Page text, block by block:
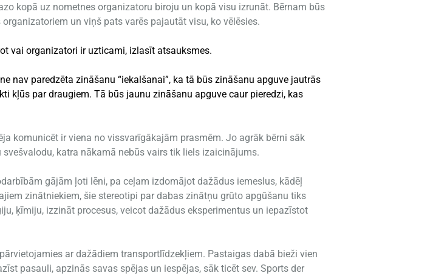
kopā uz nometnes organizatoru biroju un kopā visu izrunāt. Bērnam būs
un viņš pats varēs pajautāt visu, ko vēlēsies.
vai organizatori ir uzticami, izlasīt atsauksmes.
nav paredzēta zināšanu “iekalšanai”, ka tā būs zināšanu apguve jautrās
kļūs par draugiem. Tā būs jaunu zināšanu apguve caur pieredzi, kas
komunicēt ir viena no vissvarīgākajām prasmēm. Jo agrāk bērni sāk
katra nākamā nebūs vairs tik liels izaicinājums.
gājām ļoti lēni, pa ceļam izdomājot dažādus iemeslus, kādēļ
zinātniekiem, šie stereotipi par dabas zinātņu grūto apgūšanu tiks
ķīmiju, izzināt procesus, veicot dažādus eksperimentus un iepazīstot
ar dažādiem transportlīdzekļiem. Pastaigas dabā bieži vien
pasauli, apzinās savas spējas un iespējas, sāk ticēt sev. Sports der